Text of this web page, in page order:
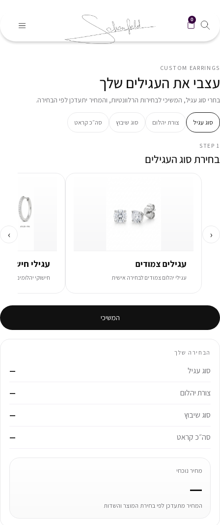
0
CUSTOM EARRINGS
עצבי את העגילים שלך
בחרי סוג עגיל, המשיכי לבחירות הרלוונטיות, והמחיר יתעדכן לפי הבחירה.
סוג עגיל צורת יהלום סוג שיבוץ סה״כ קראט
STEP 1
בחירת סוג העגילים
‹
עגילים צמודים
עגילי יהלום צמודים לבחירה אישית
עגילי חישוק
חישוקי יהלומים
›
המשיכי
הבחירה שלך
סוג עגיל —
צורת יהלום —
סוג שיבוץ —
סה״כ קראט —
מחיר נוכחי
—
המחיר מתעדכן לפי בחירת המוצר והשדות